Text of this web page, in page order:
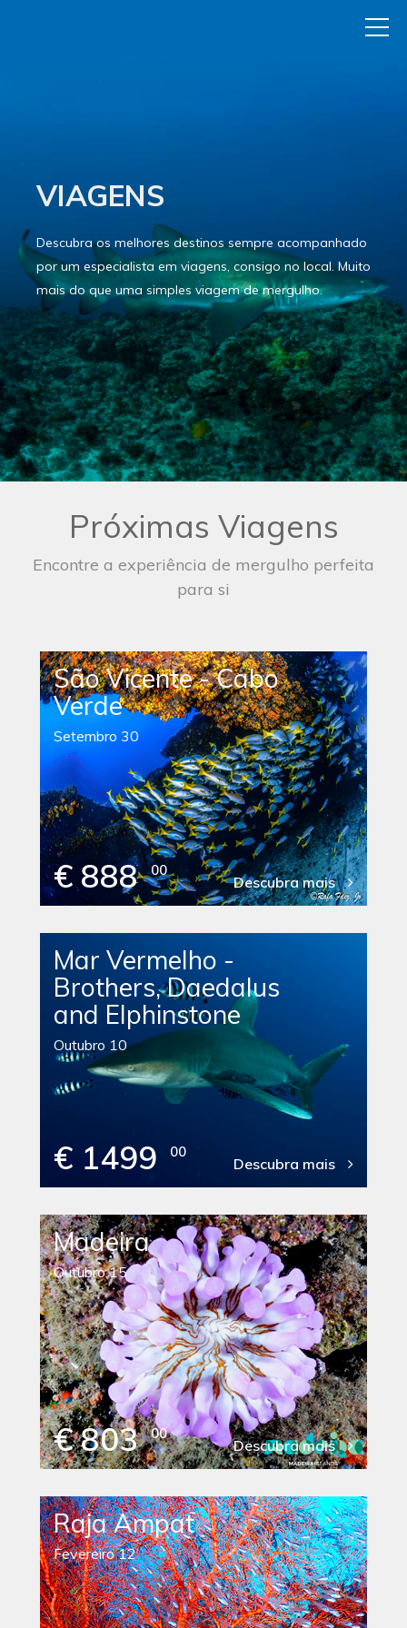
VIAGENS
Descubra os melhores destinos sempre acompanhado
por um especialista em viagens, consigo no local. Muito
mais do que uma simples viagem de mergulho.
Próximas Viagens
Encontre a experiência de mergulho perfeita
para si
São Vicente - Cabo
Verde
Setembro 30
€ 888 00
Descubra mais
Mar Vermelho -
Brothers, Daedalus
and Elphinstone
Outubro 10
€ 1499 00
Descubra mais
Madeira
Outubro 15
€ 803 00
Descubra mais
Raja Ampat
Fevereiro 12